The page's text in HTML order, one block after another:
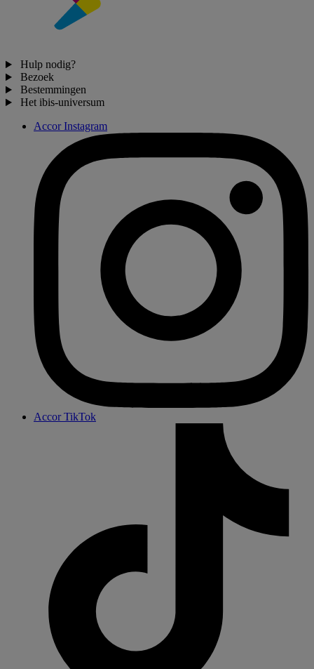
Hulp nodig?
Bezoek
Bestemmingen
Het ibis-universum
Accor Instagram
Accor TikTok